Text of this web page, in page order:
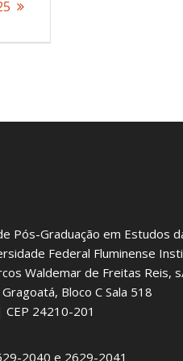
Pós-Graduação em Estudos
Federal Fluminense
Waldemar de Freitas Reis,
Bloco C Sala 518
CEP 24210-201
2040 e 2629-2041